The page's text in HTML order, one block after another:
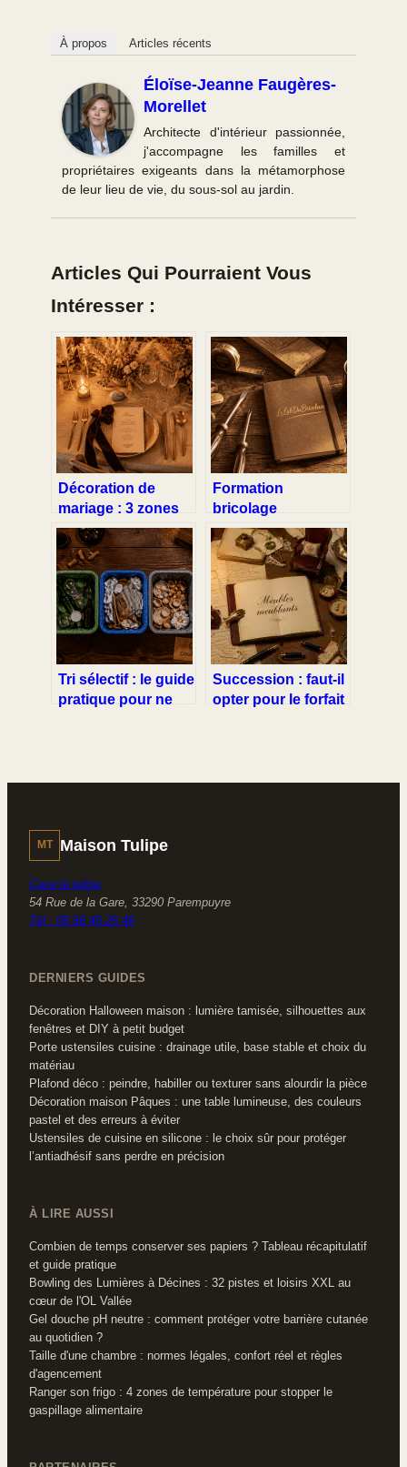
À propos Articles récents
Éloïse-Jeanne Faugères-
Morellet
Architecte d'intérieur passionnée,
j'accompagne les familles et
propriétaires exigeants dans la métamorphose
de leur lieu de vie, du sous-sol au jardin.
Articles Qui Pourraient Vous
Intéresser :
Décoration de
mariage : 3 zones
stratégiques pour
sublimer vos
photos et marquer
les esprits
Formation
bricolage
LeLabDuBricoleur :
tarifs, formules et
rentabilité réelle
Tri sélectif : le guide
pratique pour ne
Succession : faut-il
opter pour le forfait
MT Maison Tulipe
Cave la tulipe
54 Rue de la Gare, 33290 Parempuyre
Tél : 05 56 45 25 46
DERNIERS GUIDES
Décoration Halloween maison : lumière tamisée, silhouettes aux
fenêtres et DIY à petit budget
Porte ustensiles cuisine : drainage utile, base stable et choix du
matériau
Plafond déco : peindre, habiller ou texturer sans alourdir la pièce
Décoration maison Pâques : une table lumineuse, des couleurs
pastel et des erreurs à éviter
Ustensiles de cuisine en silicone : le choix sûr pour protéger
l’antiadhésif sans perdre en précision
À LIRE AUSSI
Combien de temps conserver ses papiers ? Tableau récapitulatif
et guide pratique
Bowling des Lumières à Décines : 32 pistes et loisirs XXL au
cœur de l'OL Vallée
Gel douche pH neutre : comment protéger votre barrière cutanée
au quotidien ?
Taille d'une chambre : normes légales, confort réel et règles
d'agencement
Ranger son frigo : 4 zones de température pour stopper le
gaspillage alimentaire